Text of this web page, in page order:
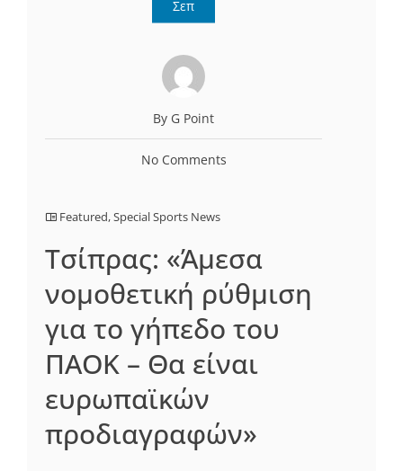
Σεπ
By G Point
No Comments
Featured,Special Sports News
Τσίπρας: «Άμεσα
νομοθετική ρύθμιση
για το γήπεδο του
ΠΑΟΚ – Θα είναι
ευρωπαϊκών
προδιαγραφών»